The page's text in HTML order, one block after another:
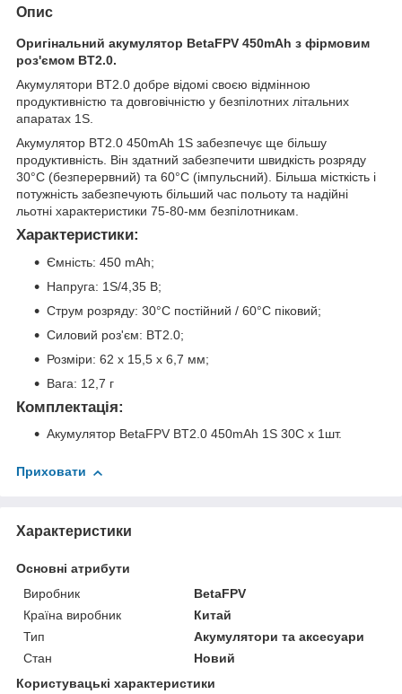
Опис
Оригінальний акумулятор BetaFPV 450mAh з фірмовим
роз'ємом BT2.0.
Акумулятори BT2.0 добре відомі своєю відмінною
продуктивністю та довговічністю у безпілотних літальних
апаратах 1S.
Акумулятор BT2.0 450mAh 1S забезпечує ще більшу
продуктивність. Він здатний забезпечити швидкість розряду
30°C (безперервний) та 60°C (імпульсний). Більша місткість і
потужність забезпечують більший час польоту та надійні
льотні характеристики 75-80-мм безпілотникам.
Характеристики:
Ємність: 450 mAh;
Напруга: 1S/4,35 В;
Струм розряду: 30°C постійний / 60°C піковий;
Силовий роз'єм: BT2.0;
Розміри: 62 x 15,5 x 6,7 мм;
Вага: 12,7 г
Комплектація:
Акумулятор BetaFPV BT2.0 450mAh 1S 30C х 1шт.
Приховати
Характеристики
Основні атрибути
Виробник
BetaFPV
Країна виробник
Китай
Тип
Акумулятори та аксесуари
Стан
Новий
Користувацькі характеристики